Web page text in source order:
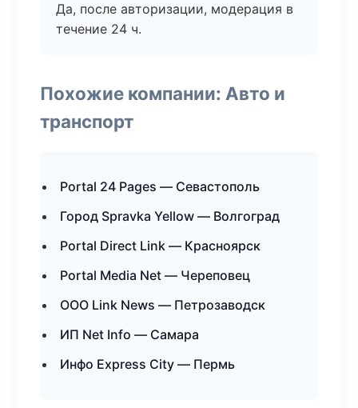
Да, после авторизации, модерация в
течение 24 ч.
Похожие компании: Авто и
транспорт
Portal 24 Pages — Севастополь
Город Spravka Yellow — Волгоград
Portal Direct Link — Красноярск
Portal Media Net — Череповец
ООО Link News — Петрозаводск
ИП Net Info — Самара
Инфо Express City — Пермь